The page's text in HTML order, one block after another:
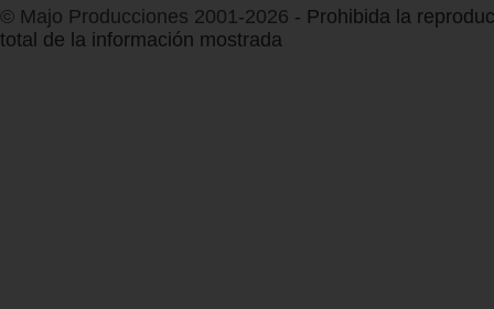
© Majo Producciones 2001-2026 - Prohibida la
total de la información mostrada